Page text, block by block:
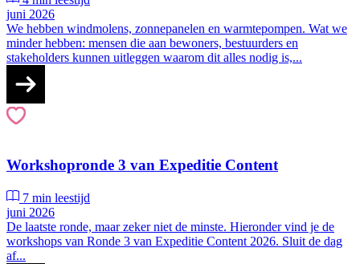
juni 2026
We hebben windmolens, zonnepanelen en warmtepompen. Wat we
minder hebben: mensen die aan bewoners, bestuurders en
stakeholders kunnen uitleggen waarom dit alles nodig is,...
Workshopronde 3 van Expeditie Content
7 min leestijd
juni 2026
De laatste ronde, maar zeker niet de minste. Hieronder vind je de
workshops van Ronde 3 van Expeditie Content 2026. Sluit de dag
af...